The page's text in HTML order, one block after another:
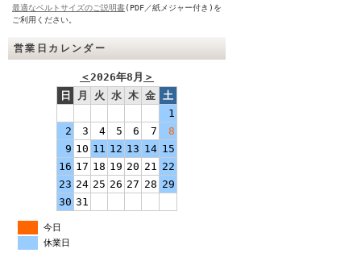
最適なベルトサイズのご説明書(PDF／紙メジャー付き)を
ご利用ください。
営業日カレンダー
＜2026年8月 ＞
日
月 火 水 木 金 土
1
2
3 4 5 6 7
8
9 10 11 12 13 14 15
16 17 18 19 20 21 22
23 24 25 26 27 28 29
30 31
今日
休業日